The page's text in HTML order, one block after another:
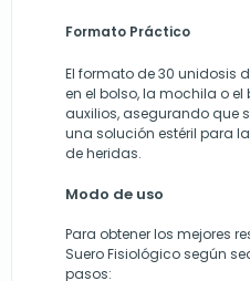
Formato Práctico
El formato de 30 unidosis
en el bolso, la mochila o
auxilios, asegurando que
una solución estéril para
de heridas.
Modo de uso
Para obtener los mejores
Suero Fisiológico según
pasos: